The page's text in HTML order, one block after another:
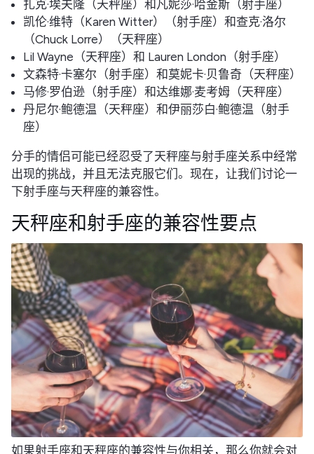
扎克·埃夫隆（天秤座）和凡妮莎·哈金斯（射手座）
凯伦·维特（Karen Witter）（射手座）和查克·洛尔
（Chuck Lorre）（天秤座）
Lil Wayne（天秤座）和 Lauren London（射手座）
文森特·卡塞尔（射手座）和莫妮卡·贝鲁奇（天秤座）
马修·罗伯逊（射手座）和达维娜·麦考姆（天秤座）
丹尼尔·鲍德温（天秤座）和伊丽莎白·鲍德温（射手
座）
分手的情侣可能已经忍受了天秤座与射手座关系中经常
出现的挑战，并且无法克服它们。现在，让我们讨论一
下射手座与天秤座的兼容性。
天秤座和射手座的兼容性要点
如果射手座和天秤座的兼容性与你相关，那么你就会对